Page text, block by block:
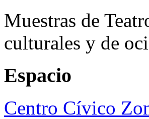
Muestras de
culturales y de
Espacio
Centro Cívico